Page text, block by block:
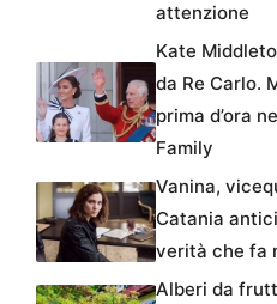
attenzione
Kate
da Re Carlo.
prima d’ora
Family
Vanina,
Catania
verità che fa
Alberi da